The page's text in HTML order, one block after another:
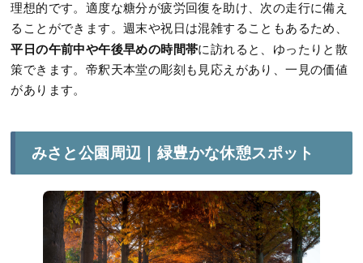
理想的です。適度な糖分が疲労回復を助け、次の走行に備え
ることができます。週末や祝日は混雑することもあるため、
平日の午前中や午後早めの時間帯に訪れると、ゆったりと散
策できます。帝釈天本堂の彫刻も見応えがあり、一見の価値
があります。
みさと公園周辺｜緑豊かな休憩スポット